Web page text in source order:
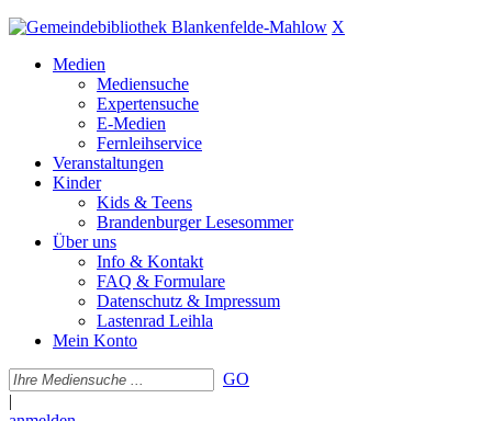
X
Medien
Mediensuche
Expertensuche
E-Medien
Fernleihservice
Veranstaltungen
Kinder
Kids & Teens
Brandenburger Lesesommer
Über uns
Info & Kontakt
FAQ & Formulare
Datenschutz & Impressum
Lastenrad Leihla
Mein Konto
GO
|